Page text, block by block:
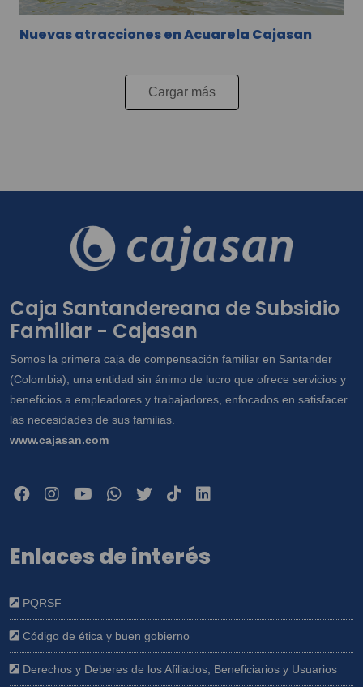
Nuevas atracciones en Acuarela Cajasan
Cargar más
Caja Santandereana de Subsidio
Familiar - Cajasan
Somos la primera caja de compensación familiar en Santander
(Colombia); una entidad sin ánimo de lucro que ofrece servicios y
beneficios a empleadores y trabajadores, enfocados en satisfacer
las necesidades de sus familias.
www.cajasan.com
Enlaces de interés
PQRSF
Código de ética y buen gobierno
Derechos y Deberes de los Afiliados, Beneficiarios y Usuarios